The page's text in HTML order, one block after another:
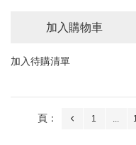
加入購物車
加入待購清單
頁： 1 ...